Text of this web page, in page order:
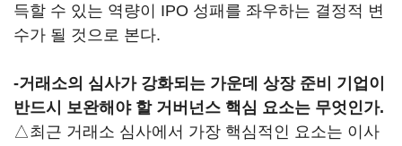
득할 수 있는 역량이 IPO 성패를 좌우하는 결정적 변
수가 될 것으로 본다.
-거래소의 심사가 강화되는 가운데 상장 준비 기업이
반드시 보완해야 할 거버넌스 핵심 요소는 무엇인가.
△최근 거래소 심사에서 가장 핵심적인 요소는 이사